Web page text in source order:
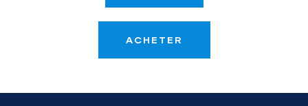
ACHETER